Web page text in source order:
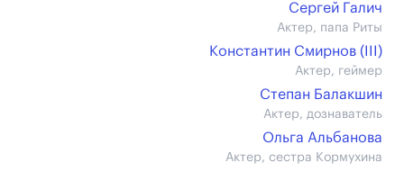
Сергей Галич
Актер, папа Риты
Константин Смирнов (III)
Актер, геймер
Степан Балакшин
Актер, дознаватель
Ольга Альбанова
Актер, сестра Кормухина